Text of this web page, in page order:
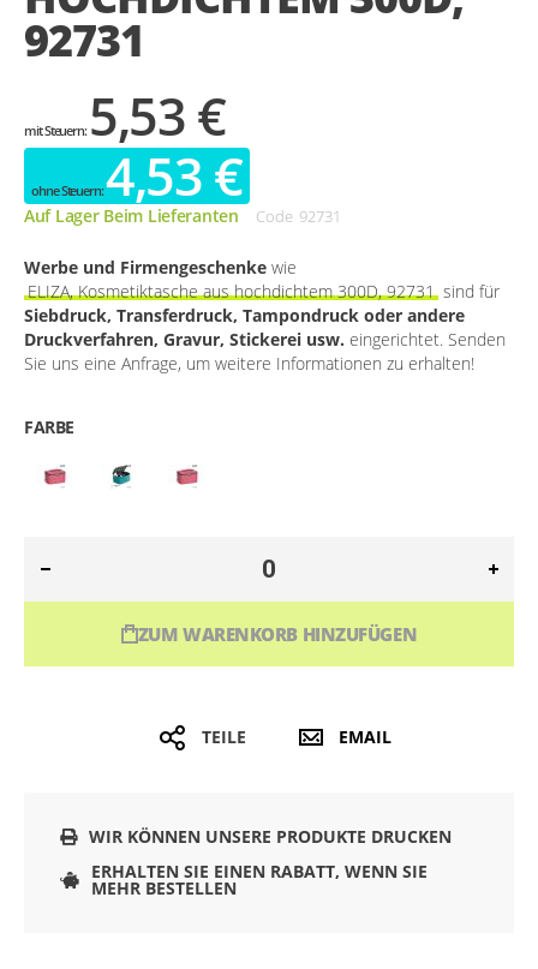
92731
5,53 €
4,53 €
Auf Lager Beim Lieferanten Code 92731
Werbe und Firmengeschenke wie
ELIZA, Kosmetiktasche aus hochdichtem 300D, 92731 sind für
Siebdruck, Transferdruck, Tampondruck oder andere
Druckverfahren, Gravur, Stickerei usw. eingerichtet. Senden
Sie uns eine Anfrage, um weitere Informationen zu erhalten!
FARBE
ZUM WARENKORB HINZUFÜGEN
TEILE EMAIL
WIR KÖNNEN UNSERE PRODUKTE DRUCKEN
ERHALTEN SIE EINEN RABATT, WENN SIE
MEHR BESTELLEN